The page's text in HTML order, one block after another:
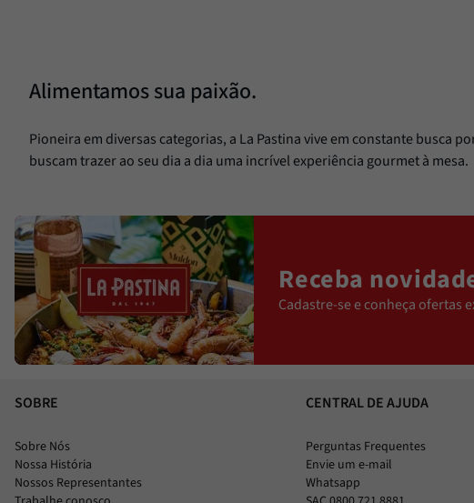
Alimentamos sua paixão.
Pioneira em diversas categorias, a La Pastina vive em constante busca
buscam trazer ao seu dia a dia uma incrível experiência gourmet à mesa.
Receba
Cadastre-se e conheça ofertas
SOBRE
Sobre Nós
Nossa História
Nossos Representantes
CENTRAL DE AJUDA
Perguntas Frequentes
Envie um e-mail
Whatsapp